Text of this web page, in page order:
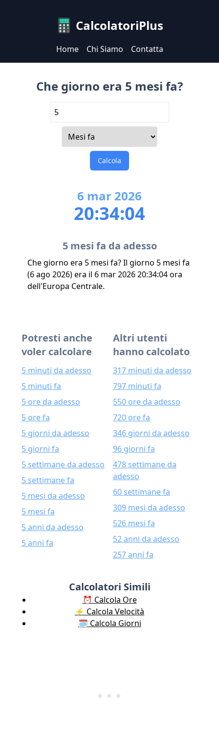
CalcolatoriPlus
Home Chi Siamo Contatta
Che giorno era 5 mesi fa?
Calcola
6 mar 2026
20:34:04
5 mesi fa da adesso
Che giorno era 5 mesi fa? Il giorno 5 mesi fa
(6 ago 2026) era il 6 mar 2026 20:34:04 ora
dell'Europa Centrale.
Potresti anche
voler calcolare
5 minuti da adesso
5 minuti fa
5 ore da adesso
5 ore fa
5 giorni da adesso
5 giorni fa
5 settimane da adesso
5 settimane fa
5 mesi da adesso
5 mesi fa
5 anni da adesso
5 anni fa
Altri utenti
hanno calcolato
317 minuti da adesso
797 minuti fa
550 ore da adesso
720 ore fa
346 giorni da adesso
96 giorni fa
478 settimane da
adesso
60 settimane fa
309 mesi da adesso
526 mesi fa
52 anni da adesso
257 anni fa
Calcolatori Simili
⏰ Calcola Ore
⚡️ Calcola Velocità
🗓️ Calcola Giorni